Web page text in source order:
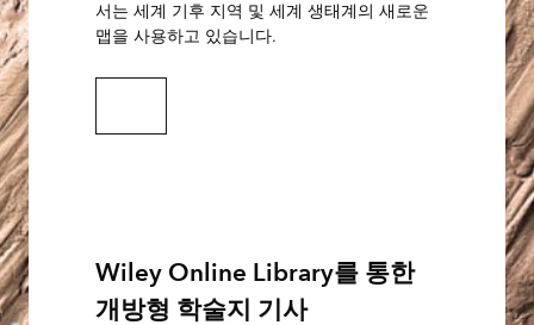
서는 세계 기후 지역 및 세계 생태계의 새로운
맵을 사용하고 있습니다.
Wiley Online Library를 통한
개방형 학술지 기사